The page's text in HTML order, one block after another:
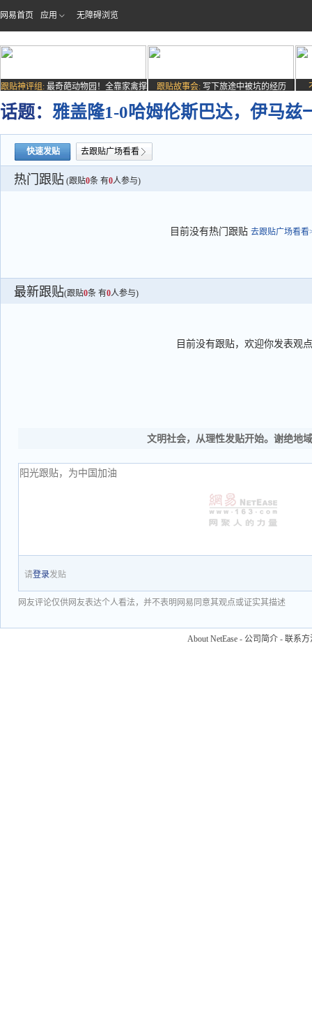
网易首页 应用 无障碍浏览
跟贴神评组: 最奇葩动物园！全靠家禽撑
场子
跟贴故事会: 写下旅途中被坑的经历
话题： 雅盖隆1-0哈姆伦斯巴达，伊马兹
快速发贴 去跟贴广场看看
热门跟贴 (跟贴0条 有0人参与)
目前没有热门跟贴 去跟贴广场看看
最新跟贴(跟贴0条 有0人参与)
目前没有跟贴，欢迎你发表观点
文明社会，从理性发贴开始。谢绝地
请登录发贴
网友评论仅供网友表达个人看法，并不表明网易同意其观点或证实其描述
About NetEase - 公司简介 - 联系方